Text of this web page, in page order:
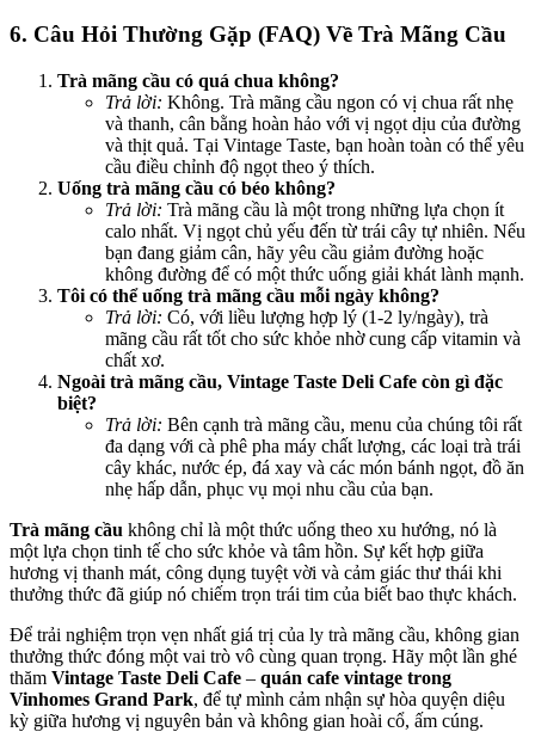
6. Câu Hỏi Thường Gặp (FAQ) Về Trà Mãng Cầu
Trà mãng cầu có quá chua không?
Trả lời: Không. Trà mãng cầu ngon có vị chua rất nhẹ
và thanh, cân bằng hoàn hảo với vị ngọt dịu của đường
và thịt quả. Tại Vintage Taste, bạn hoàn toàn có thể yêu
cầu điều chỉnh độ ngọt theo ý thích.
Uống trà mãng cầu có béo không?
Trả lời: Trà mãng cầu là một trong những lựa chọn ít
calo nhất. Vị ngọt chủ yếu đến từ trái cây tự nhiên. Nếu
bạn đang giảm cân, hãy yêu cầu giảm đường hoặc
không đường để có một thức uống giải khát lành mạnh.
Tôi có thể uống trà mãng cầu mỗi ngày không?
Trả lời: Có, với liều lượng hợp lý (1-2 ly/ngày), trà
mãng cầu rất tốt cho sức khỏe nhờ cung cấp vitamin và
chất xơ.
Ngoài trà mãng cầu, Vintage Taste Deli Cafe còn gì đặc
biệt?
Trả lời: Bên cạnh trà mãng cầu, menu của chúng tôi rất
đa dạng với cà phê pha máy chất lượng, các loại trà trái
cây khác, nước ép, đá xay và các món bánh ngọt, đồ ăn
nhẹ hấp dẫn, phục vụ mọi nhu cầu của bạn.
Trà mãng cầu không chỉ là một thức uống theo xu hướng, nó là
một lựa chọn tinh tế cho sức khỏe và tâm hồn. Sự kết hợp giữa
hương vị thanh mát, công dụng tuyệt vời và cảm giác thư thái khi
thưởng thức đã giúp nó chiếm trọn trái tim của biết bao thực khách.
Để trải nghiệm trọn vẹn nhất giá trị của ly trà mãng cầu, không gian
thưởng thức đóng một vai trò vô cùng quan trọng. Hãy một lần ghé
thăm Vintage Taste Deli Cafe – quán cafe vintage trong
Vinhomes Grand Park, để tự mình cảm nhận sự hòa quyện diệu
kỳ giữa hương vị nguyên bản và không gian hoài cổ, ấm cúng.